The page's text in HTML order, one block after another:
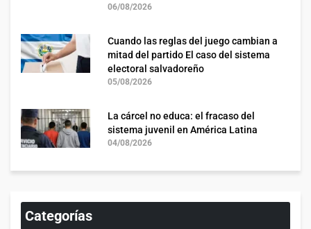
06/08/2026
Cuando las reglas del juego cambian a
mitad del partido El caso del sistema
electoral salvadoreño
05/08/2026
La cárcel no educa: el fracaso del
sistema juvenil en América Latina
04/08/2026
Categorías